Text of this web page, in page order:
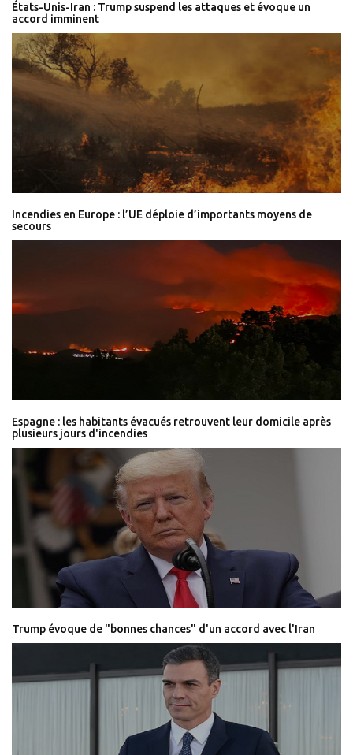
États-Unis-Iran : Trump suspend les attaques et évoque un
accord imminent
Incendies en Europe : l’UE déploie d’importants moyens de
secours
Espagne : les habitants évacués retrouvent leur domicile après
plusieurs jours d'incendies
Trump évoque de "bonnes chances" d'un accord avec l'Iran